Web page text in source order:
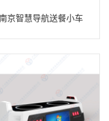
京智慧导航送餐小车